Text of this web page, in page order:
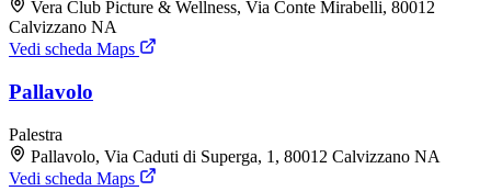
Vera Club Picture & Wellness, Via Conte Mirabelli, 80012
Calvizzano NA
Vedi scheda Maps
Pallavolo
Palestra
Pallavolo, Via Caduti di Superga, 1, 80012 Calvizzano NA
Vedi scheda Maps